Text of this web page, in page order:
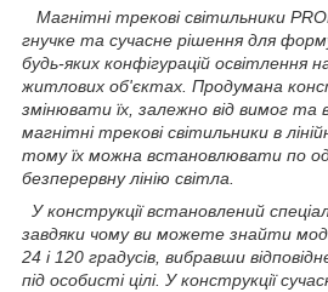
Магнітні трекові світильники
гнучке та сучасне рішення для
будь-яких конфігурацій освітлення
житлових об'єктах. Продумана
змінювати їх, залежно від вимог та
магнітні трекові світильники в
тому їх можна встановлювати по
безперервну лінію світла.
У конструкції встановлений
завдяки чому ви можете знайти
24 і 120 градусів, вибравши
під особисті цілі. У конструкції